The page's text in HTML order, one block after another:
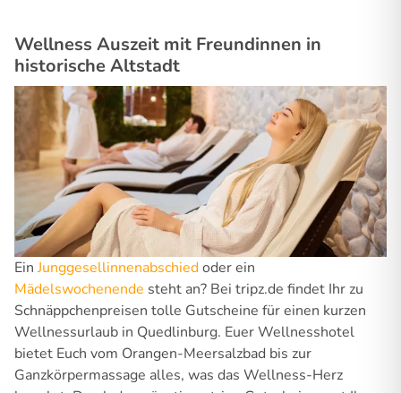
Wellness Auszeit mit Freundinnen in
historische Altstadt
EinJunggesellinnenabschiedoder ein
Mädelswochenende steht an? Bei tripz.de findet Ihr zu
Schnäppchenpreisen tolle Gutscheine für einen kurzen
Wellnessurlaub in Quedlinburg. Euer Wellnesshotel
bietet Euch vom Orangen-Meersalzbad bis zur
Ganzkörpermassage alles, was das Wellness-Herz